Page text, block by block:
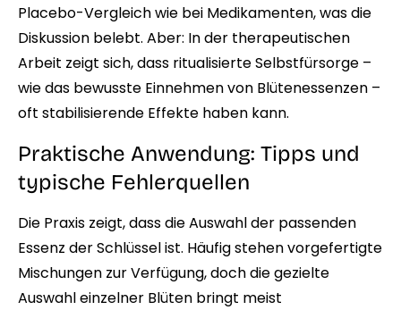
Placebo-Vergleich wie bei Medikamenten, was die
Diskussion belebt. Aber: In der therapeutischen
Arbeit zeigt sich, dass ritualisierte Selbstfürsorge –
wie das bewusste Einnehmen von Blütenessenzen –
oft stabilisierende Effekte haben kann.
Praktische Anwendung: Tipps und
typische Fehlerquellen
Die Praxis zeigt, dass die Auswahl der passenden
Essenz der Schlüssel ist. Häufig stehen vorgefertigte
Mischungen zur Verfügung, doch die gezielte
Auswahl einzelner Blüten bringt meist